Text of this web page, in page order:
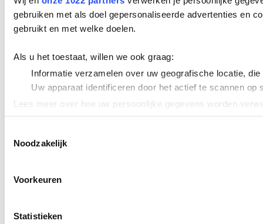
gebruiken met als doel gepersonaliseerde advertenties en
gebruikt en met welke doelen.
Als u het toestaat, willen we ook graag:
Informatie verzamelen over uw geografische locatie,
Uw apparaat identificeren door het actief te scannen op
Lees meer over hoe uw persoonlijke gegevens worden
We gebruiken cookies om content en advertenties te
verstrekt of die ze hebben verzameld op basis van uw
Noodzakelijk
Voorkeuren
Statistieken